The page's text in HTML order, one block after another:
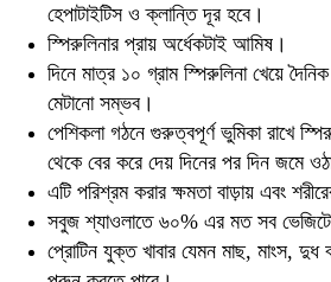
হেপাটাইটিস ও ক্লান্তি দূর হবে।
স্পিরুলিনার প্রায় অর্ধেকটাই আমিষ।
দিনে মাত্র ১০ গ্রাম স্পিরুলিনা খেয়ে
মেটানো সম্ভব।
পেশিকলা গঠনে গুরুত্বপূর্ণ ভুমিকা রাখে
থেকে বের করে দেয় দিনের পর দিন জমে
এটি পরিশ্রম করার ক্ষমতা বাড়ায় এবং
সবুজ শ্যাওলাতে ৬০% এর মত সব
প্রোটিন যুক্ত খাবার যেমন মাছ, মাংস, দুধ